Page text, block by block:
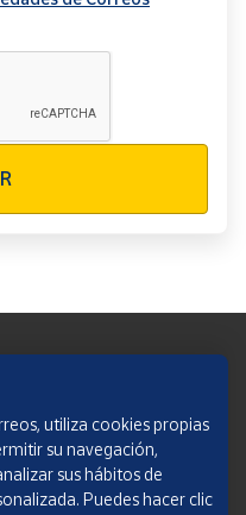
utiliza cookies propias
su navegación,
sus hábitos de
Puedes hacer clic